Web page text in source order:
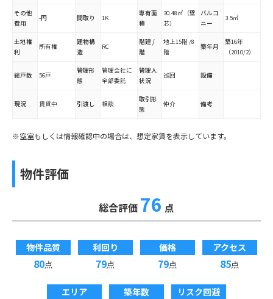
その他
費用
-円 間取り 1K
専有面
積
30.48㎡（壁
芯）
バルコ
ニー
3.5㎡
土地権
利
所有権
建物構
造
RC
階建 /
階
地上15階 /8
階
築年月
築16年
（2010/2）
総戸数 56戸
管理形
態
管理会社に
全部委託
管理人
状況
巡回 設備
現況 賃貸中 引渡し 相談
取引形
態
仲介 備考
※空室もしくは情報確認中の場合は、想定家賃を表示しています。
物件評価
総合評価 76 点
物件品質
80点
利回り
79点
価格
79点
アクセス
85点
エリア 築年数 リスク回避